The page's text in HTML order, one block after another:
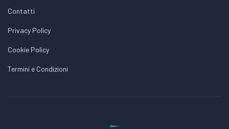
Contatti
Privacy Policy
Cookie Policy
Termini e Condizioni